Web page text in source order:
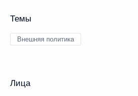
Темы
Внешняя политика
Лица